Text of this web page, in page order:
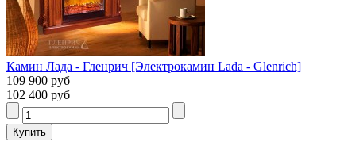
Камин Лада - Гленрич [Электрокамин Lada - Glenrich]
109 900 руб
102 400 руб